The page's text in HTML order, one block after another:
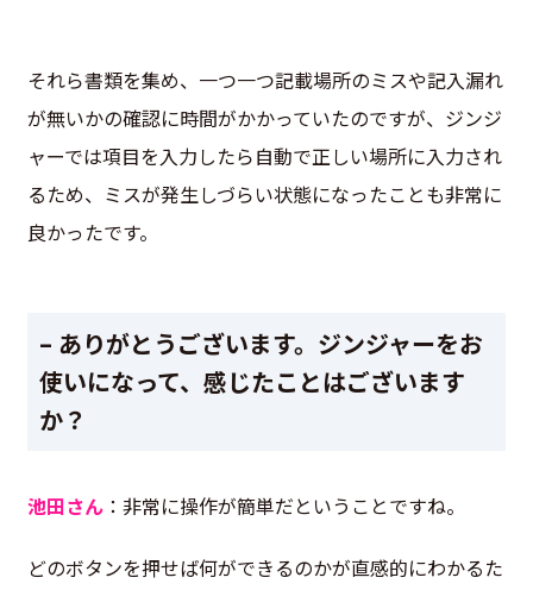
それら書類を集め、一つ一つ記載場所のミスや記入漏れ
が無いかの確認に時間がかかっていたのですが、ジンジ
ャーでは項目を入力したら自動で正しい場所に入力され
るため、ミスが発生しづらい状態になったことも非常に
良かったです。
– ありがとうございます。ジンジャーをお
使いになって、感じたことはございます
か？
池田さん ：非常に操作が簡単だということですね。
どのボタンを押せば何ができるのかが直感的にわかるた